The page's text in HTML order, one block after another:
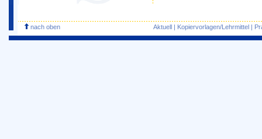
nach oben Aktuell | Kopiervorlagen/Lehrmittel |